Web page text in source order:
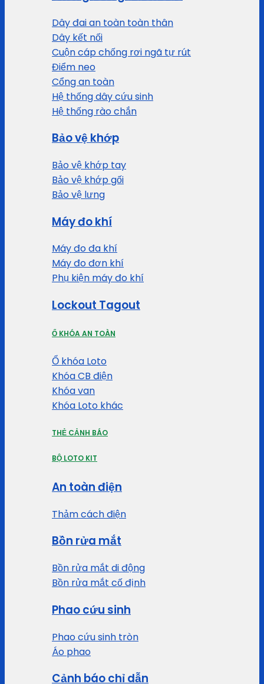
Dây đai an toàn toàn thân
Dây kết nối
Cuộn cáp chống rơi ngã tự rút
Điểm neo
Cổng an toàn
Hệ thống dây cứu sinh
Hệ thống rào chắn
Bảo vệ khớp
Bảo vệ khớp tay
Bảo vệ khớp gối
Bảo vệ lưng
Máy đo khí
Máy đo đa khí
Máy đo đơn khí
Phụ kiện máy đo khí
Lockout Tagout
Ổ KHÓA AN TOÀN
Ổ khóa Loto
Khóa CB điện
Khóa van
Khóa Loto khác
THẺ CẢNH BÁO
BỘ LOTO KIT
An toàn điện
Thảm cách điện
Bồn rửa mắt
Bồn rửa mắt di động
Bồn rửa mắt cố định
Phao cứu sinh
Phao cứu sinh tròn
Áo phao
Cảnh báo chỉ dẫn